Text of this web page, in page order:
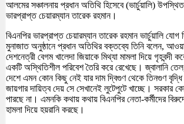
আলমের সঞ্চালনায় প্রধান অতিথি হিসেবে (ভার্চুয়ালি)
ভারপ্রাপ্ত চেয়ারম্যান তারেক রহমান।
বিএনপির ভারপ্রাপ্ত চেয়ারম্যান তারেক রহমান ভার্চুয়ালি
মুনাজাত অনুষ্ঠানে প্রধান অতিথির বক্তব্যে তিনি বলেন,
দেশনেত্রী বেগম খালেদা জিয়াকে মিথ্যা মামলা দিয়ে গৃহবন্দী
একটি অস্থিতিশীল পরিবেশ তৈরি করে রেখেছে। জ্বালানি
দেশে এমন কোন কিছু নেই যার দাম দ্বিগুণ থেকে তিনগুণ
জায়গার দায়িত্ব দেয় সে সেখানেই লুটেপুটে খাচ্ছে। সরকার
পারছে না। এমনকি কথায় কথায় বিএনপির নেতা-কর্মীদের
হামলা দিয়ে হয়রানি করছে।